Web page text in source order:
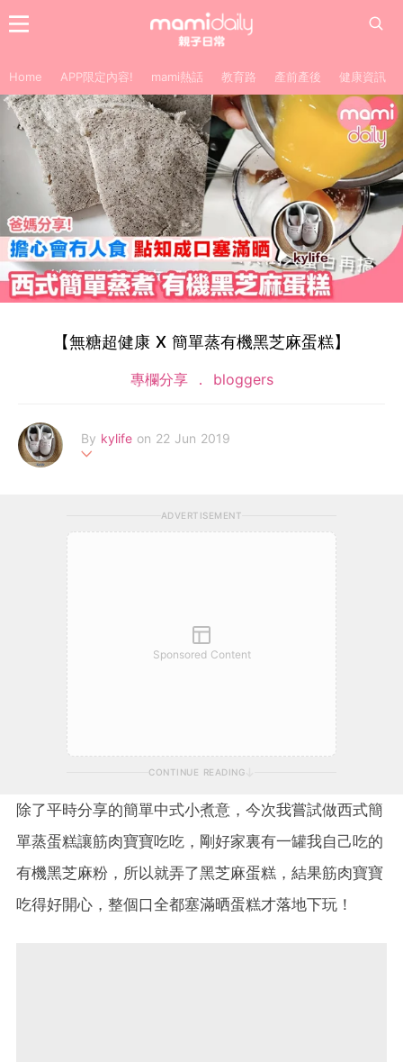
Home APP限定內容! mami熱話 教育路 產前產後 健康資訊
【無糖超健康 X 簡單蒸有機黑芝麻蛋糕】
專欄分享 bloggers
By kylife on 22 Jun 2019
ADVERTISEMENT
Sponsored Content
CONTINUE READING
除了平時分享的簡單中式小煮意，今次我嘗試做西式簡
單蒸蛋糕讓筋肉寶寶吃吃，剛好家裏有一罐我自己吃的
有機黑芝麻粉，所以就弄了黑芝麻蛋糕，結果筋肉寶寶
吃得好開心，整個口全都塞滿晒蛋糕才落地下玩！